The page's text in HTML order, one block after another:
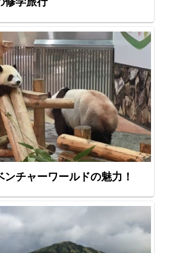
チャーワールドの魅力！